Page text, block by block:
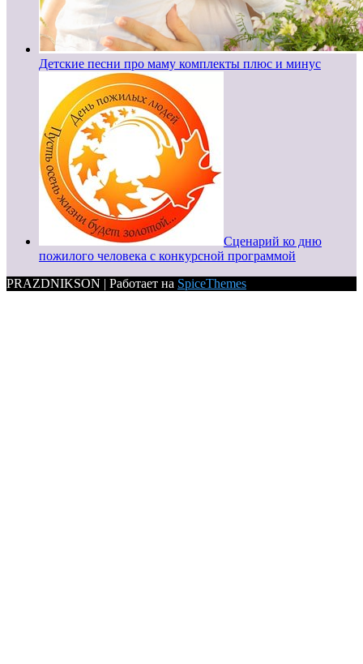
Детские песни про маму комплекты плюс и минус
Сценарий ко дню
пожилого человека с конкурсной программой
PRAZDNIKSON | Работает на SpiceThemes